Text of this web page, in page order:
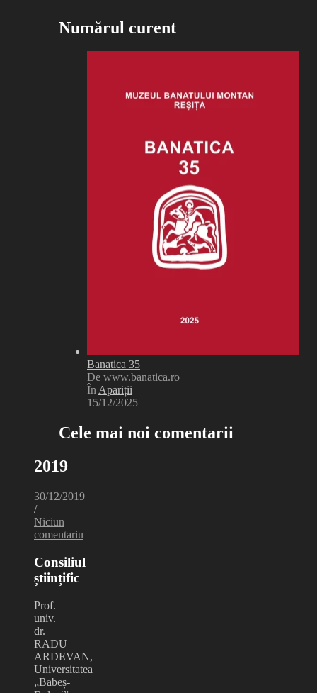
Numărul curent
Banatica 35
De www.banatica.ro
ÎnApariții
15/12/2025
Cele mai noi comentarii
2019
30/12/2019
/
Niciun
comentariu
Consiliul
științific
Prof.
univ.
dr.
RADU
ARDEVAN,
Universitatea
„Babeș-